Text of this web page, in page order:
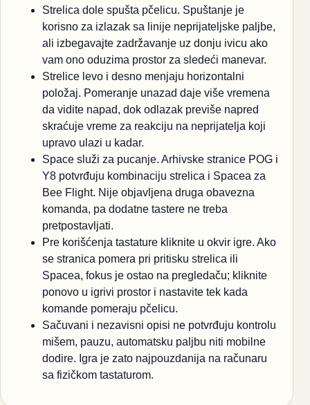
Strelica dole spušta pčelicu. Spuštanje je
korisno za izlazak sa linije neprijateljske paljbe,
ali izbegavajte zadržavanje uz donju ivicu ako
vam ono oduzima prostor za sledeći manevar.
Strelice levo i desno menjaju horizontalni
položaj. Pomeranje unazad daje više vremena
da vidite napad, dok odlazak previše napred
skraćuje vreme za reakciju na neprijatelja koji
upravo ulazi u kadar.
Space služi za pucanje. Arhivske stranice POG i
Y8 potvrđuju kombinaciju strelica i Spacea za
Bee Flight. Nije objavljena druga obavezna
komanda, pa dodatne tastere ne treba
pretpostavljati.
Pre korišćenja tastature kliknite u okvir igre. Ako
se stranica pomera pri pritisku strelica ili
Spacea, fokus je ostao na pregledaču; kliknite
ponovo u igrivi prostor i nastavite tek kada
komande pomeraju pčelicu.
Sačuvani i nezavisni opisi ne potvrđuju kontrolu
mišem, pauzu, automatsku paljbu niti mobilne
dodire. Igra je zato najpouzdanija na računaru
sa fizičkom tastaturom.